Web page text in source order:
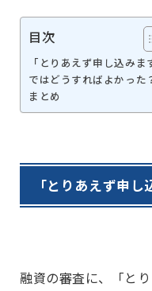
目次
「とりあえず申し込みま
ではどうすればよかった
まとめ
「とりあえず申し
融資の審査に、「と